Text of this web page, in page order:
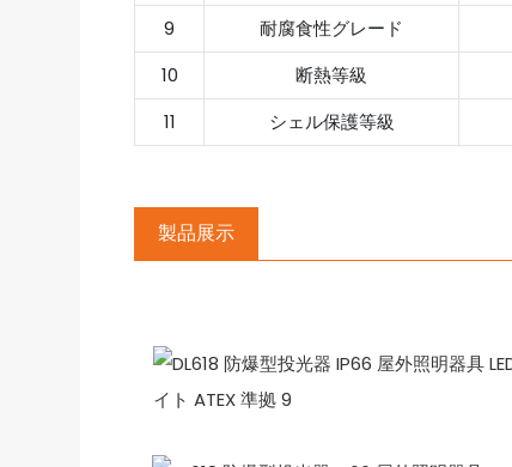
9
耐腐食性グレード
10
断熱等級
11
シェル保護等級
製品展示